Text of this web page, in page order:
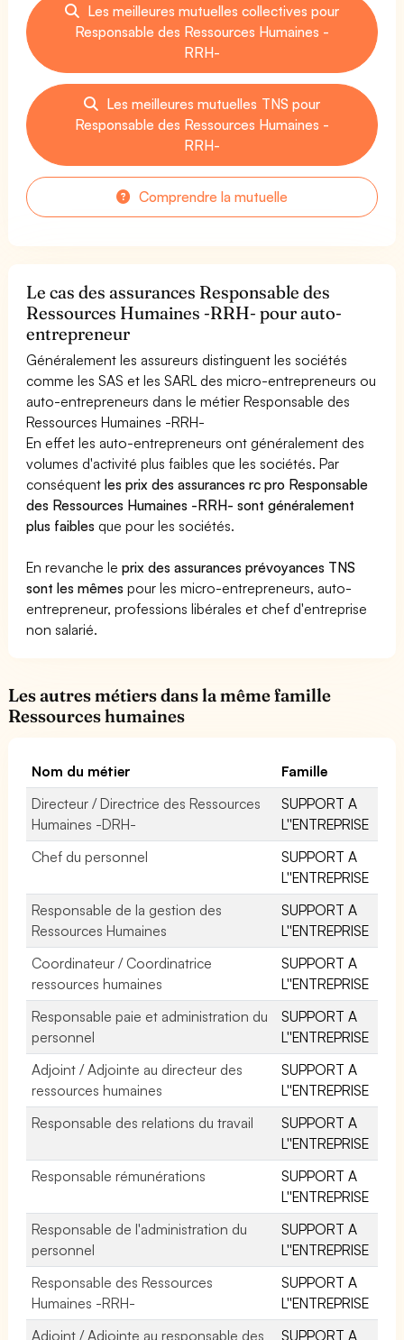
Les meilleures mutuelles collectives pour
Responsable des Ressources Humaines -
RRH-
Les meilleures mutuelles TNS pour
Responsable des Ressources Humaines -
RRH-
Comprendre la mutuelle
Le cas des assurances Responsable des
Ressources Humaines -RRH- pour auto-
entrepreneur
Généralement les assureurs distinguent les sociétés
comme les SAS et les SARL des micro-entrepreneurs ou
auto-entrepreneurs dans le métier Responsable des
Ressources Humaines -RRH-
En effet les auto-entrepreneurs ont généralement des
volumes d'activité plus faibles que les sociétés. Par
conséquentles prix des assurances rc pro Responsable
des Ressources Humaines -RRH- sont généralement
plus faibles que pour les sociétés.
En revanche leprix des assurances prévoyances TNS
sont les mêmes pour les micro-entrepreneurs, auto-
entrepreneur, professions libérales et chef d'entreprise
non salarié.
Les autres métiers dans la même famille
Ressources humaines
Nom du métier
Famille
Directeur / Directrice des Ressources
Humaines -DRH-
SUPPORT A
L''ENTREPRISE
Chef du personnel
SUPPORT A
L''ENTREPRISE
Responsable de la gestion des
Ressources Humaines
SUPPORT A
L''ENTREPRISE
Coordinateur / Coordinatrice
ressources humaines
SUPPORT A
L''ENTREPRISE
Responsable paie et administration du
personnel
SUPPORT A
L''ENTREPRISE
Adjoint / Adjointe au directeur des
ressources humaines
SUPPORT A
L''ENTREPRISE
Responsable des relations du travail
SUPPORT A
L''ENTREPRISE
Responsable rémunérations
SUPPORT A
L''ENTREPRISE
Responsable de l'administration du
personnel
SUPPORT A
L''ENTREPRISE
Responsable des Ressources
Humaines -RRH-
SUPPORT A
L''ENTREPRISE
Adjoint / Adjointe au responsable des
SUPPORT A